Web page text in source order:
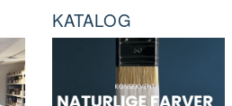
KATALOG